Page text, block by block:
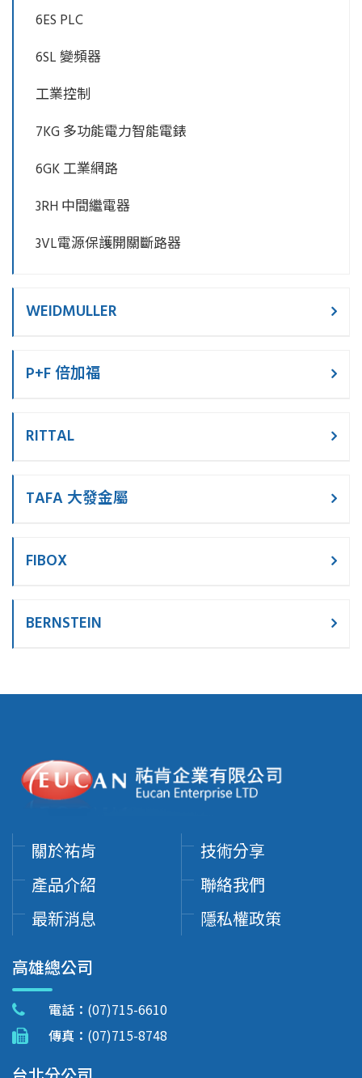
6ES PLC
6SL 變頻器
工業控制
7KG 多功能電力智能電錶
6GK 工業網路
3RH 中間繼電器
3VL電源保護開關斷路器
WEIDMULLER
P+F 倍加福
RITTAL
TAFA 大發金屬
FIBOX
BERNSTEIN
關於祐肯
產品介紹
最新消息
技術分享
聯絡我們
隱私權政策
高雄總公司
電話： (07)715-6610
傳真： (07)715-8748